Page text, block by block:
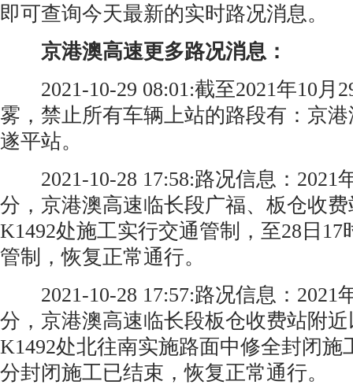
即可查询今天最新的实时路况消息。
京港澳高速更多路况消息：
2021-10-29 08:01:截至2021年10月
雾，禁止所有车辆上站的路段有：京
遂平站。
2021-10-28 17:58:路况信息：2021
分，京港澳高速临长段广福、板仓收
K1492处施工实行交通管制，至28日17
管制，恢复正常通行。 ​​​​
2021-10-28 17:57:路况信息：2021
分，京港澳高速临长段板仓收费站附近
K1492处北往南实施路面中修全封闭施
分封闭施工已结束，恢复正常通行。 ​​​​